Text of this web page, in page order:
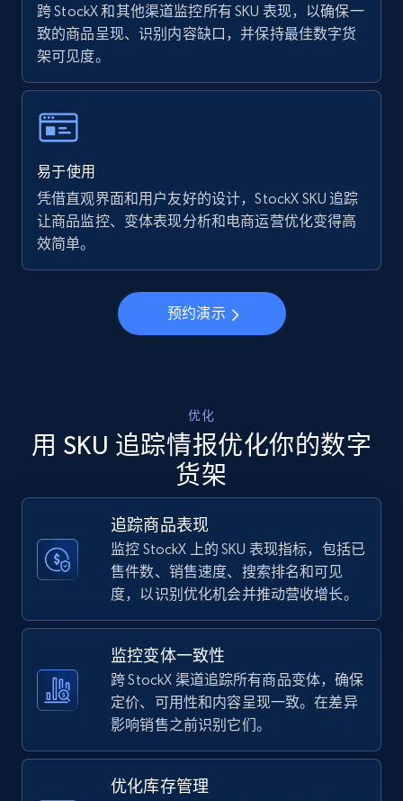
URL, Final price, Sku, Currency, Gtin,
Specifications, Image urls, Top reviews, and
more.
specific keywords
URL, Final price, Sku, Currency, Gtin,
Specifications, Image urls, Top reviews, and
more.
立即开始
Walmart - products - Discover products by
using sku numbers
URL, Final price, Sku, Currency, Gtin,
Specifications, Image urls, Top reviews, and
more.
874+ 立即开始
URL, Title, Available, Description, Currency, Initial
price, Final price, Discount percent, and more.
跨 StockX 和其他渠道监控所有 SKU 表现，以确保一
致的商品呈现、识别内容缺口，并保持最佳数字货
架可见度。
易于使用
凭借直观界面和用户友好的设计，StockX SKU 追踪
让商品监控、变体表现分析和电商运营优化变得高
效简单。
预约演示
优化
用 SKU 追踪情报优化你的数字
货架
追踪商品表现
监控 StockX 上的 SKU 表现指标，包括已
售件数、销售速度、搜索排名和可见
度，以识别优化机会并推动营收增长。
监控变体一致性
跨 StockX 渠道追踪所有商品变体，确保
定价、可用性和内容呈现一致。在差异
影响销售之前识别它们。
优化库存管理